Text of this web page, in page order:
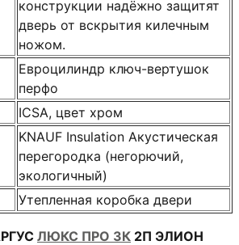
конструкции надёжно защитят
дверь от вскрытия килечным
ножом.
Евроцилиндр ключ-вертушок
перфо
ICSA, цвет хром
KNAUF Insulation Акустическая
перегородка (негорючий,
экологичный)
Утепленная коробка двери
ЛЮКС ПРО 3К 2П ЭЛИОН